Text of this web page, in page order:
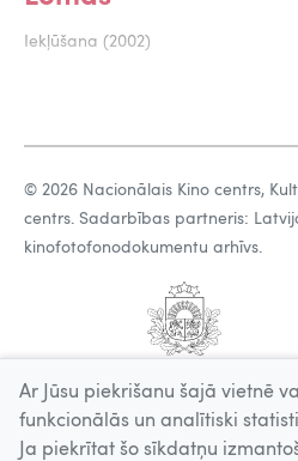
Iekļūšana (2002)
© 2026 Nacionālais Kino centrs,
centrs. Sadarbības partneris:
kinofotofonodokumentu arhīvs.
Ar Jūsu piekrišanu šajā vietnē
funkcionālās un analītiski
Ja piekrītat šo sīkdatņu